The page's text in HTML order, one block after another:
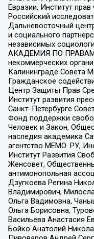
Евразии, Институт
Российский
Дальневосточный
и социального
независимых
АКАДЕМИЯ ПО ПРАВАМ
некоммерческих
Калининграде Совета
Гражданское
Центр Защиты Прав
Институт развития
Санкт-Петербурге
Фонд поддержки
Человек и Закон,
наследия академика
агентство МЕМО. РУ,
Институт Развития
Женсовет,
антимонопольная
Дзугкоева Регина
Владимирович,
Ольга Вадимовна,
Ольга Борисовна,
Васильева Анастасия
Бойко Анатолий